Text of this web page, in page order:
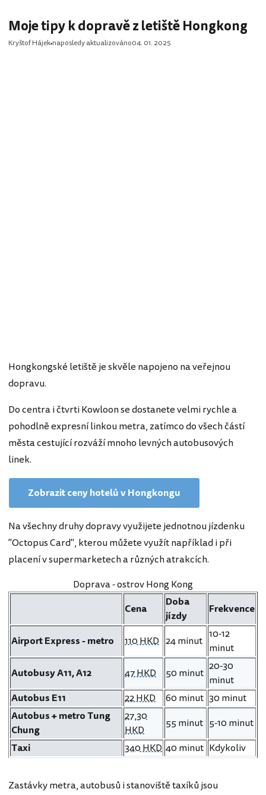
Moje tipy k dopravě z letiště Hongkong
Kryštof Hájek naposledy aktualizováno04. 01. 2025
Hongkongské letiště je skvěle napojeno na veřejnou
dopravu.
Do centra i čtvrti Kowloon se dostanete velmi rychle a
pohodlně expresní linkou metra, zatímco do všech částí
města cestující rozváží mnoho levných autobusových
linek.
Zobrazit ceny hotelů v Hongkongu
Na všechny druhy dopravy využijete jednotnou jízdenku
"Octopus Card", kterou můžete využít například i při
placení v supermarketech a různých atrakcích.
Doprava - ostrov Hong Kong
Cena
Doba
jízdy
Frekvence
Airport Express - metro 110 HKD 24 minut 10-12
minut
Autobusy A11, A12
47 HKD 50 minut 20-30
minut
Autobus E11
22 HKD 60 minut 30 minut
Autobus + metro Tung
Chung
27,30
HKD
55 minut 5-10 minut
Taxi
340 HKD 40 minut Kdykoliv
Zastávky metra, autobusů i stanoviště taxíků jsou